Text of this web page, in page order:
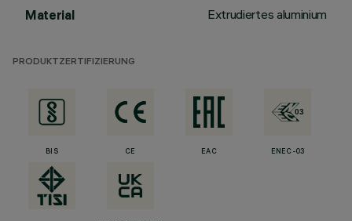
Material Extrudiertes aluminium
PRODUKTZERTIFIZIERUNG
BIS CE EAC ENEC-03